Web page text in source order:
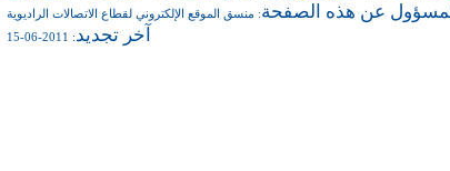
عن هذه الصفحة: منسق الموقع الإلكتروني لقطاع الاتصالات الراديوية
آخر تجديد: 2011-06-15